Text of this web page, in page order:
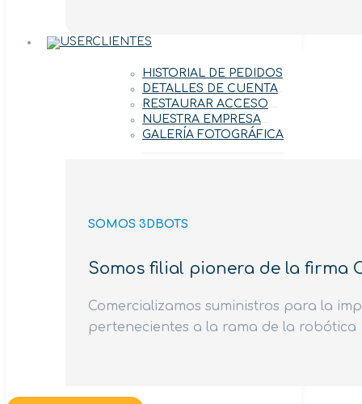
CLIENTES
HISTORIAL DE PEDIDOS
DETALLES DE CUENTA
RESTAURAR ACCESO
NUESTRA EMPRESA
GALERÍA FOTOGRÁFICA
SOMOS 3DBOTS
Somos filial pionera de la firma
Comercializamos suministros para la
pertenecientes a la rama de la robótica